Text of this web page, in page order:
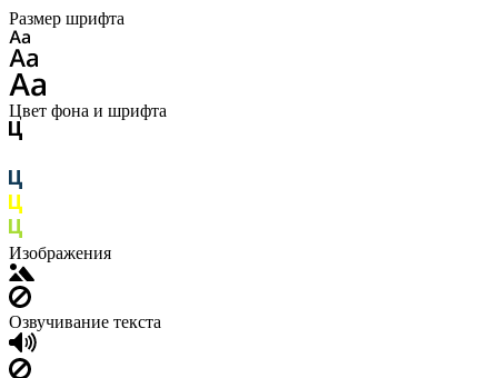
Размер шрифта
Цвет фона и шрифта
Изображения
Озвучивание текста